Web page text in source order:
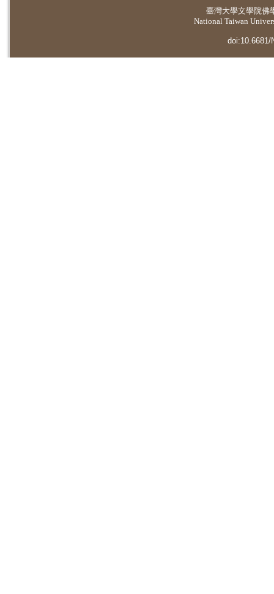
臺灣大學文學院佛
National Taiwan
doi:10.6681/